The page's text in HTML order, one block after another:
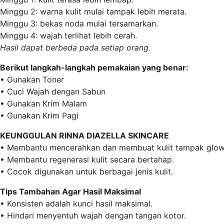
Minggu 2: warna kulit mulai tampak lebih merata.
Minggu 3: bekas noda mulai tersamarkan.
Minggu 4: wajah terlihat lebih cerah.
Hasil dapat berbeda pada setiap orang.
Berikut langkah-langkah pemakaian yang benar:
• Gunakan Toner
• Cuci Wajah dengan Sabun
• Gunakan Krim Malam
• Gunakan Krim Pagi
KEUNGGULAN RINNA DIAZELLA SKINCARE
• Membantu mencerahkan dan membuat kulit tampak
• Membantu regenerasi kulit secara bertahap.
• Cocok digunakan untuk berbagai jenis kulit.
Tips Tambahan Agar Hasil Maksimal
• Konsisten adalah kunci hasil maksimal.
• Hindari menyentuh wajah dengan tangan kotor.